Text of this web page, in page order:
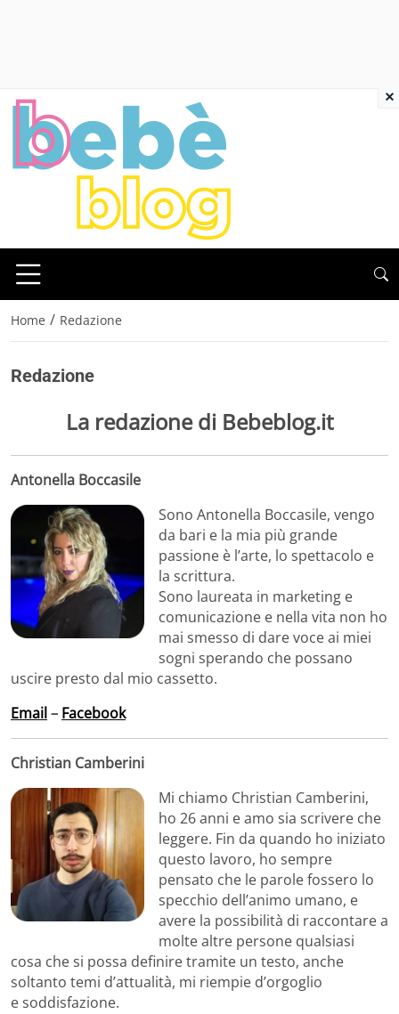
Home / Redazione
Redazione
La redazione di Bebeblog.it
Antonella Boccasile
Sono Antonella Boccasile, vengo
da bari e la mia più grande
passione è l’arte, lo spettacolo e
la scrittura.
Sono laureata in marketing e
comunicazione e nella vita non ho
mai smesso di dare voce ai miei
sogni sperando che possano
uscire presto dal mio cassetto.
Email– Facebook
Christian Camberini
Mi chiamo Christian Camberini,
ho 26 anni e amo sia scrivere che
leggere. Fin da quando ho iniziato
questo lavoro, ho sempre
pensato che le parole fossero lo
specchio dell’animo umano, e
avere la possibilità di raccontare a
molte altre persone qualsiasi
cosa che si possa definire tramite un testo, anche
soltanto temi d’attualità, mi riempie d’orgoglio
e soddisfazione.
×